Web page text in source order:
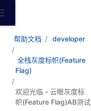
帮助文档 developer
全栈灰度标帜(Feature
Flag)
欢迎光临 - 云眼灰度标
帜(Feature Flag)AB测试